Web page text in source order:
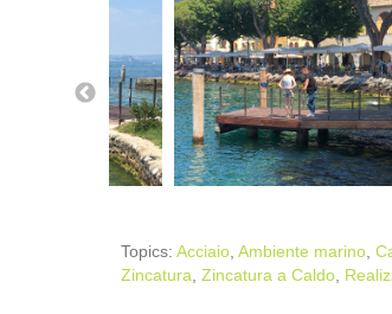
Topics: Acciaio Ambiente marino
Zincatura Zincatura a Caldo